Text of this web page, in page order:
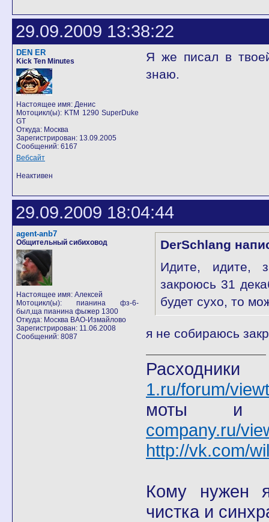
29.09.2009 13:38:22
DEN ER
Kick Ten Minutes
Настоящее имя: Денис
Мотоцикл(ы): KTM 1290 SuperDuke
GT
Откуда: Москва
Зарегистрирован: 13.09.2005
Сообщений: 6167
Вебсайт
Я же писал в
знаю.
Неактивен
29.09.2009 18:04:44
agent-anb7
Общительный сибиховод
Настоящее имя: Алексей
Мотоцикл(ы): пианина фз-6-
был,ща пианина фыжер 1300
Откуда: Москва ВАО-Измайлово
Зарегистрирован: 11.06.2008
Сообщений: 8087
DerSchlang
Идите, идите,
закроюсь 31
будет сухо, то
я не собираюсь
1.ru/forum/
company.ru/
http://vk.com/
Кому нужен
чистка и